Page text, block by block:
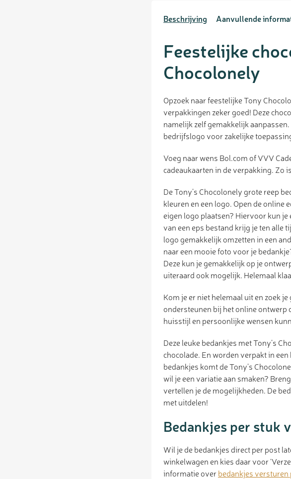
Beschrijving Aanvullende
Feestelijke
Chocolonely
Opzoek naar feestelijke Tony
verpakkingen zeker goed! Deze
namelijk zelf gemakkelijk
bedrijfslogo voor zakelijke
Voeg naar wens Bol.com of VVV
cadeaukaarten in de verpakking. Zo
De Tony’s Chocolonely grote reep
kleuren en een logo. Open de online
eigen logo plaatsen? Hiervoor kun
van een eps bestand krijg je ten alle
logo gemakkelijk omzetten in een
naar een mooie foto voor je
Deze kun je gemakkelijk op je
uiteraard ook mogelijk. Helemaal
Kom je er niet helemaal uit en zoek
ondersteunen bij het online ontwerp
huisstijl en persoonlijke wensen
Deze leuke bedankjes met Tony’s
chocolade. En worden verpakt in
bedankjes komt de Tony’s
wil je een variatie aan smaken?
vertellen je de mogelijkheden. De
met uitdelen!
Bedankjes per stuk
Wil je de bedankjes direct per post
winkelwagen en kies daar voor
informatie over bedankjes versturen